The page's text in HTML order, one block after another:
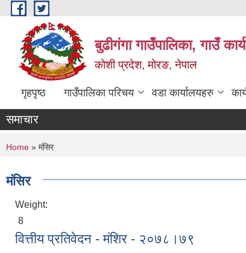
Skip to main content
बुढीगंगा गाउँपालिका, गाउँ
कोशी प्रदेश, मोरङ, नेपाल
गृहपृष्ठ गाउँपालिका परिचय वडा कार्यालयहरु
समाचार
You are here
Home » मंसिर
मंसिर
Weight:
8
वित्तीय प्रतिवेदन - मंशिर - २०७८।७९